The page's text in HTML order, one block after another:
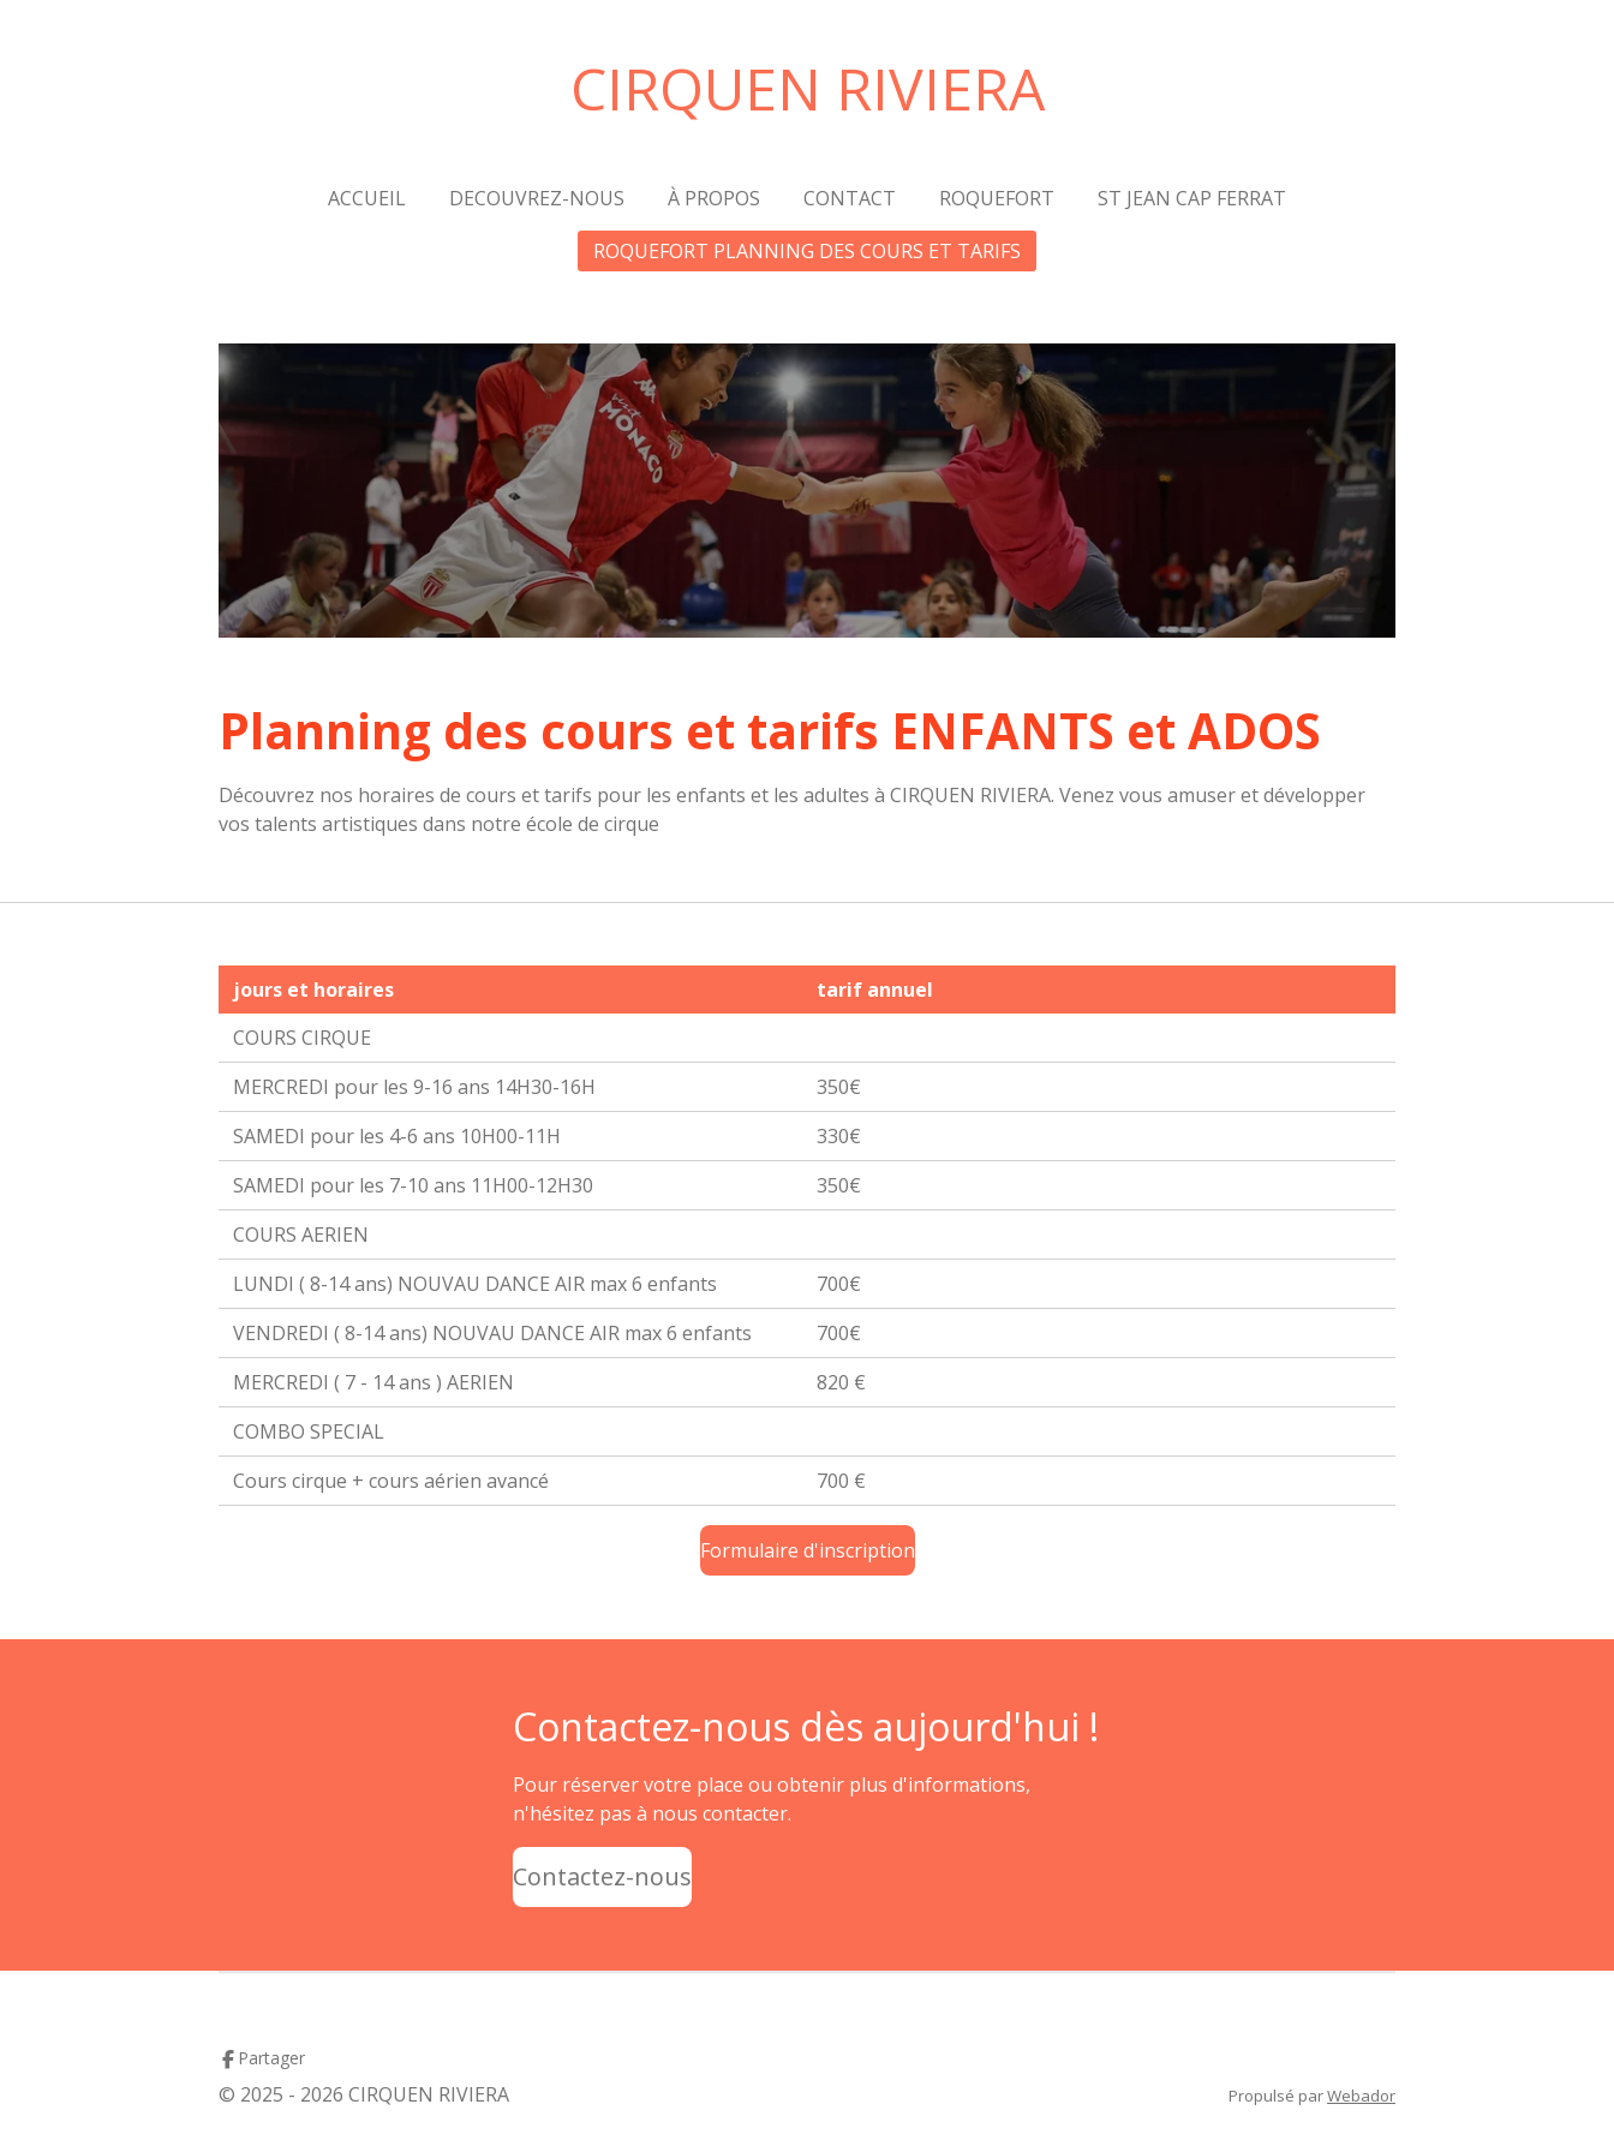
CIRQUEN RIVIERA
ACCUEIL DECOUVREZ-NOUS À PROPOS CONTACT ROQUEFORT
ST JEAN CAP FERRAT
ROQUEFORT PLANNING DES COURS ET TARIFS
Planning des cours et tarifs ENFANTS et ADOS
Découvrez nos horaires de cours et tarifs pour les enfants et les adultes à CIRQUEN RIVIERA. Venez vous amuser et développer
vos talents artistiques dans notre école de cirque
jours et horaires
tarif annuel
COURS CIRQUE
MERCREDI pour les 9-16 ans 14H30-16H
350€
SAMEDI pour les 4-6 ans 10H00-11H
330€
SAMEDI pour les 7-10 ans 11H00-12H30
350€
COURS AERIEN
LUNDI ( 8-14 ans) NOUVAU DANCE AIR max 6 enfants
700€
VENDREDI ( 8-14 ans) NOUVAU DANCE AIR max 6 enfants
700€
MERCREDI ( 7 - 14 ans ) AERIEN
820 €
COMBO SPECIAL
Cours cirque + cours aérien avancé
700 €
Formulaire d'inscription
Contactez-nous dès aujourd'hui !
Pour réserver votre place ou obtenir plus d'informations,
n'hésitez pas à nous contacter.
Contactez-nous
Partager
© 2025 - 2026 CIRQUEN RIVIERA Propulsé parWebador